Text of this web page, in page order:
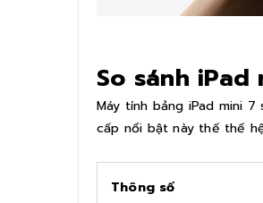
So sánh
Máy tính bảng iPad mini
cấp nổi bật này thế thế
Thông số